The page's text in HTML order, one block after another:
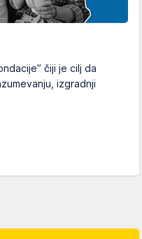
čiji je cilj da
izgradnji